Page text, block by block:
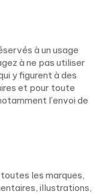
à un usage
à ne pas utiliser
y figurent à des
et pour toute
l’envoi de
les marques,
illustrations,